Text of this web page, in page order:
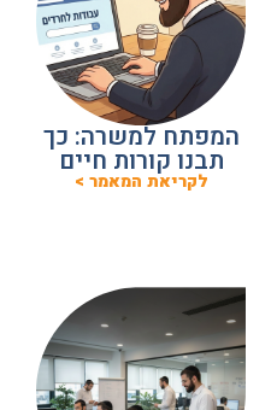
המפתח למשרה: כך
תבנו קורות חיים
לקריאת המאמר >